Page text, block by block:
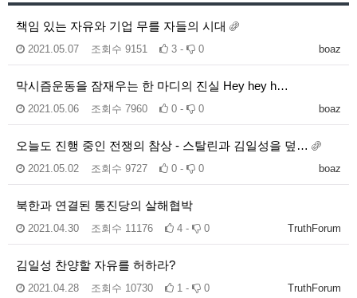
책임 있는 자유와 기업 무를 자들의 시대
boaz
2021.05.07 조회수 9151 3 - 0
막시즘운동을 잠재우는 한 마디의 진실 Hey hey h…
boaz
2021.05.06 조회수 7960 0 - 0
오늘도 진행 중인 전쟁의 참상 - 스탈린과 김일성을 덮…
boaz
2021.05.02 조회수 9727 0 - 0
북한과 연결된 통진당의 살해협박
TruthForum
2021.04.30 조회수 11176 4 - 0
김일성 찬양할 자유를 허하라?
TruthForum
2021.04.28 조회수 10730 1 - 0